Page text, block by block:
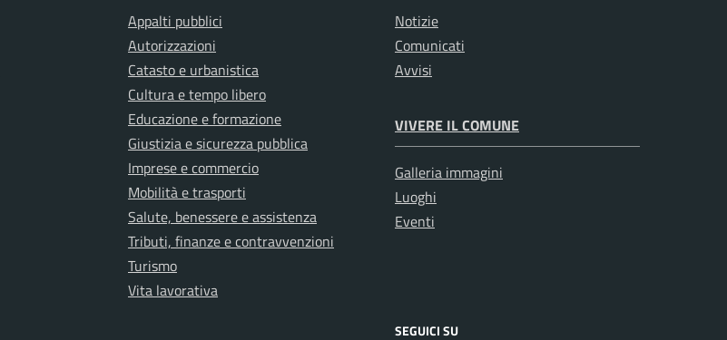
Appalti pubblici
Autorizzazioni
Catasto e urbanistica
Cultura e tempo libero
Educazione e formazione
Giustizia e sicurezza pubblica
Imprese e commercio
Mobilità e trasporti
Salute, benessere e assistenza
Tributi, finanze e contravvenzioni
Turismo
Vita lavorativa
Notizie
Comunicati
Avvisi
VIVERE IL COMUNE
Galleria immagini
Luoghi
Eventi
SEGUICI SU